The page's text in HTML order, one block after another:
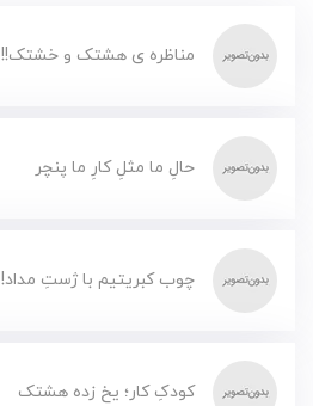
مناظره ی هشتک و خشتک!!
حالِ ما مثلِ کارِ ما پنچر
چوب کبریتیم با ژستِ مداد!
کودکِ کار؛ یخ زده هشتک